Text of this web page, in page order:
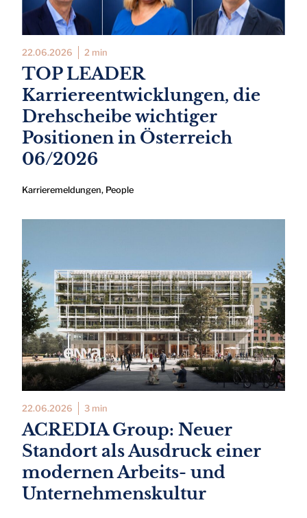
22.06.2026 2 min
TOP LEADER
Karriereentwicklungen, die
Drehscheibe wichtiger
Positionen in Österreich
06/2026
Karrieremeldungen, People
22.06.2026 3 min
ACREDIA Group: Neuer
Standort als Ausdruck einer
modernen Arbeits- und
Unternehmenskultur